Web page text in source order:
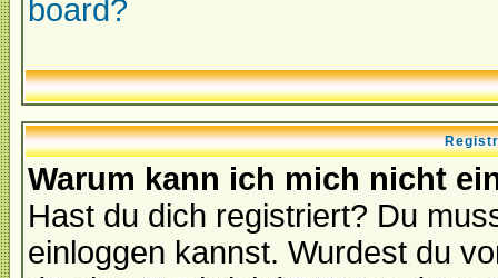
board?
Warum kann ich mich nicht
Hast du dich registriert? Du
einloggen kannst. Wurdest du